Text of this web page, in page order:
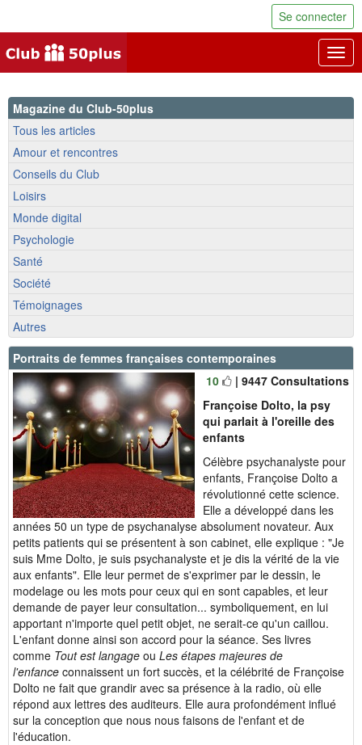
Se connecter
Magazine du Club-50plus
Tous les articles
Amour et rencontres
Conseils du Club
Loisirs
Monde digital
Psychologie
Santé
Société
Témoignages
Autres
Portraits de femmes françaises contemporaines
10
| 9447 Consultations
Françoise Dolto, la psy
qui parlait à l'oreille des
enfants
Célèbre psychanalyste pour
enfants, Françoise Dolto a
révolutionné cette science.
Elle a développé dans les
années 50 un type de psychanalyse absolument novateur. Aux
petits patients qui se présentent à son cabinet, elle explique : "Je
suis Mme Dolto, je suis psychanalyste et je dis la vérité de la vie
aux enfants". Elle leur permet de s'exprimer par le dessin, le
modelage ou les mots pour ceux qui en sont capables, et leur
demande de payer leur consultation... symboliquement, en lui
apportant n'importe quel petit objet, ne serait-ce qu'un caillou.
L'enfant donne ainsi son accord pour la séance. Ses livres
comme Tout est langage ou Les étapes majeures de
l'enfance connaissent un fort succès, et la célébrité de Françoise
Dolto ne fait que grandir avec sa présence à la radio, où elle
répond aux lettres des auditeurs. Elle aura profondément influé
sur la conception que nous nous faisons de l'enfant et de
l'éducation.